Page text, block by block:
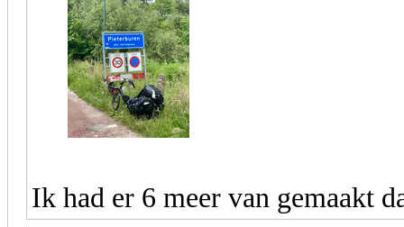
Ik had er 6 meer van gemaakt